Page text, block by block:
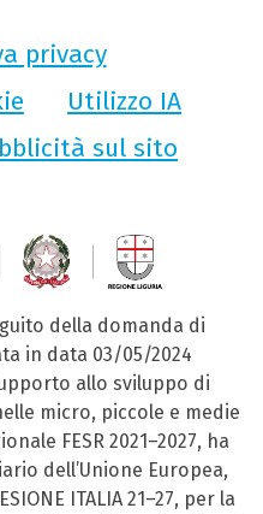
privacy
Utilizzo IA
sul sito
della domanda di
in data 03/05/2024
allo sviluppo di
micro, piccole e medie
FESR 2021–2027, ha
dell’Unione Europea,
ITALIA 21–27, per la